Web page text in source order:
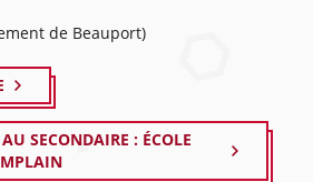
de Beauport)
SECONDAIRE : ÉCOLE